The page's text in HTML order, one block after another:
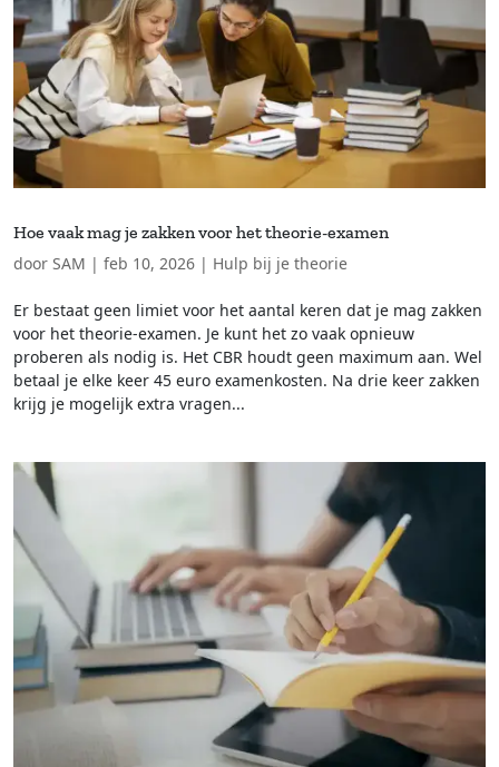
Hoe vaak mag je zakken voor het theorie-examen
door SAM | feb 10, 2026 | Hulp bij je theorie
Er bestaat geen limiet voor het aantal keren dat je mag zakken
voor het theorie-examen. Je kunt het zo vaak opnieuw
proberen als nodig is. Het CBR houdt geen maximum aan. Wel
betaal je elke keer 45 euro examenkosten. Na drie keer zakken
krijg je mogelijk extra vragen...